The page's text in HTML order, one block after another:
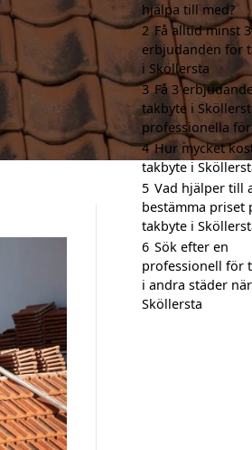
hjälpa till med?
2 Få alltid minst 3
erbjudanden för
i Sköllersta
3 Få 3
takbyte i
professionella
4 Hur mycket
takbyte i
5 Vad hjälper till
bestämma priset
takbyte i
6 Sök efter en
professionell för
i andra städer
Sköllersta